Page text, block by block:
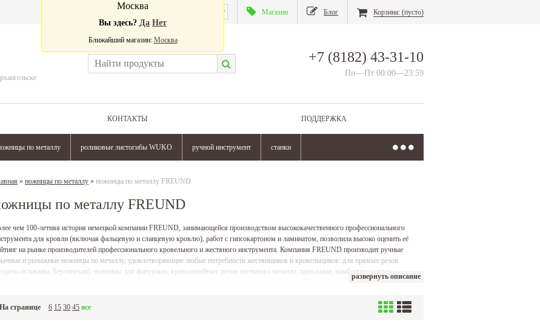
Магазин Блог Корзина: (пусто)
+7 (8182) 43-31-10
Пн—Пт 00:00—23:59
КОНТАКТЫ ПОДДЕРЖКА
по металлу роликовые листогибы WUKO ручной инструмент станки
Москва
Вы здесь? Да Нет
Ближайший магазин: Москва
» ножницы по металлу » ножницы по металлу FREUND
по металлу FREUND
чем 100-летняя история немецкой компании FREUND, занимающейся производством высококачественного профессионального
для кровли (включая фальцевую и сланцевую кровлю), работ с гипсокартоном и ламинатом, позволила высоко оценить её
на рынке производителей профессионального кровельного и жестяного инструмента. Компания FREUND производит ручные
и рычажные ножницы по металлу, удовлетворяющие любые потребности жестянщиков и кровельщиков: для прямых резов
пеликаны, Берлинская), ножницы для фигурных, криволинейных резов листового металла: идеальные, комбинированные,
подрезные ножницы, ножницы пеликаны для прямых резов. Купить ножницы по кровельному листовому металлу FREUND
развернуть описание
На странице 6 15 30 45 все